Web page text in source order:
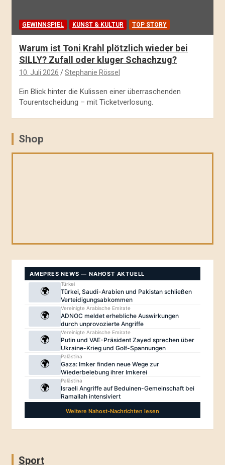
GEWINNSPIEL KUNST & KULTUR TOP STORY
Warum ist Toni Krahl plötzlich wieder bei
SILLY? Zufall oder kluger Schachzug?
10. Juli 2026 Stephanie Rössel
Ein Blick hinter die Kulissen einer überraschenden
Tourentscheidung – mit Ticketverlosung.
Shop
Sport